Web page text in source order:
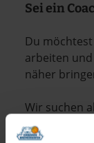
Sei ein
Du
arbeiten
näher
Wir suchen
Altersklassen: